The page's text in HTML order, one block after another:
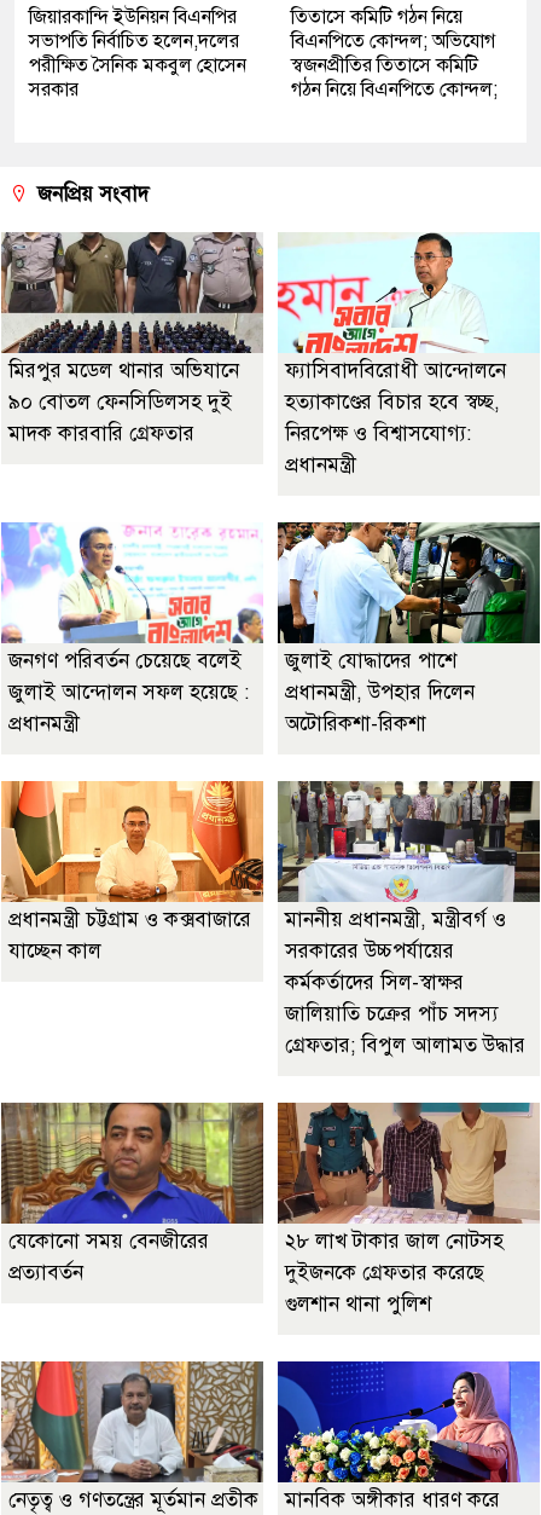
জিয়ারকান্দি ইউনিয়ন বিএনপির
সভাপতি নির্বাচিত হলেন,দলের
পরীক্ষিত সৈনিক মকবুল হোসেন
সরকার
তিতাসে কমিটি গঠন নিয়ে
বিএনপিতে কোন্দল; অভিযোগ
স্বজনপ্রীতির তিতাসে কমিটি
গঠন নিয়ে বিএনপিতে কোন্দল;
জনপ্রিয় সংবাদ
মিরপুর মডেল থানার অভিযানে
৯০ বোতল ফেনসিডিলসহ দুই
মাদক কারবারি গ্রেফতার
ফ্যাসিবাদবিরোধী আন্দোলনে
হত্যাকাণ্ডের বিচার হবে স্বচ্ছ,
নিরপেক্ষ ও বিশ্বাসযোগ্য:
প্রধানমন্ত্রী
জনগণ পরিবর্তন চেয়েছে বলেই
জুলাই আন্দোলন সফল হয়েছে :
প্রধানমন্ত্রী
জুলাই যোদ্ধাদের পাশে
প্রধানমন্ত্রী, উপহার দিলেন
অটোরিকশা-রিকশা
প্রধানমন্ত্রী চট্টগ্রাম ও কক্সবাজারে
যাচ্ছেন কাল
মাননীয় প্রধানমন্ত্রী, মন্ত্রীবর্গ ও
সরকারের উচ্চপর্যায়ের
কর্মকর্তাদের সিল-স্বাক্ষর
জালিয়াতি চক্রের পাঁচ সদস্য
গ্রেফতার; বিপুল আলামত উদ্ধার
যেকোনো সময় বেনজীরের
প্রত্যাবর্তন
২৮ লাখ টাকার জাল নোটসহ
দুইজনকে গ্রেফতার করেছে
গুলশান থানা পুলিশ
নেতৃত্ব ও গণতন্ত্রের মূর্তমান প্রতীক
মানবিক অঙ্গীকার ধারণ করে